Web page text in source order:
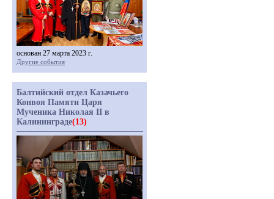
основан 27 марта 2023 г.
Другие события
Балтийский отдел Казачьего
Конвоя Памяти Царя
Мученика Николая II в
Калининграде(13)